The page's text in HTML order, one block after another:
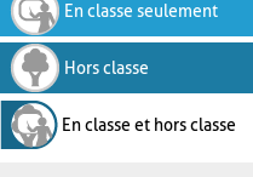
En classe seulement
Hors classe
En classe et hors classe